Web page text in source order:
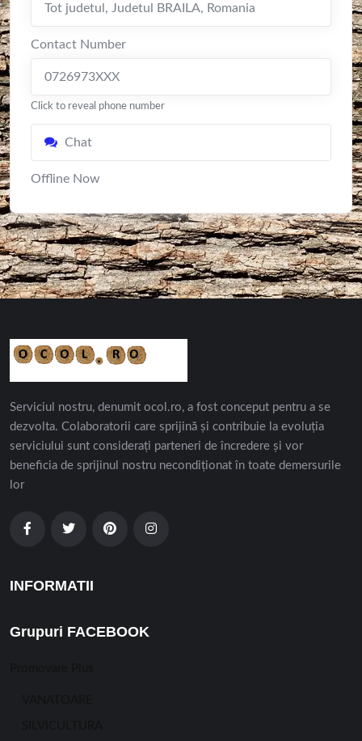
Tot judetul , Judetul BRAILA, Romania
Contact Number
0726973XXX
Click to reveal phone number
Chat
Offline Now
Serviciul nostru, denumit ocol.ro, a fost conceput pentru a se
dezvolta. Colaboratorii care sprijină și contribuie la evoluția
serviciului sunt considerați parteneri de încredere și vor
beneficia de sprijinul nostru necondiționat în toate demersurile
lor
INFORMATII
Grupuri FACEBOOK